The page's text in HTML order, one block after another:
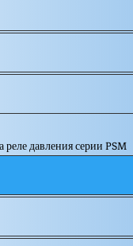
давления серии PSM